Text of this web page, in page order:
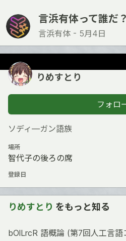
言浜有体って誰だ？
言浜有体 - 5月4日
りめすとり
フォロ
ソディ―ガン語族
場所
智代子の後ろの席
登録日
りめすとり をもっと知る
bOlLrcR 語概論 (第7回人工言語